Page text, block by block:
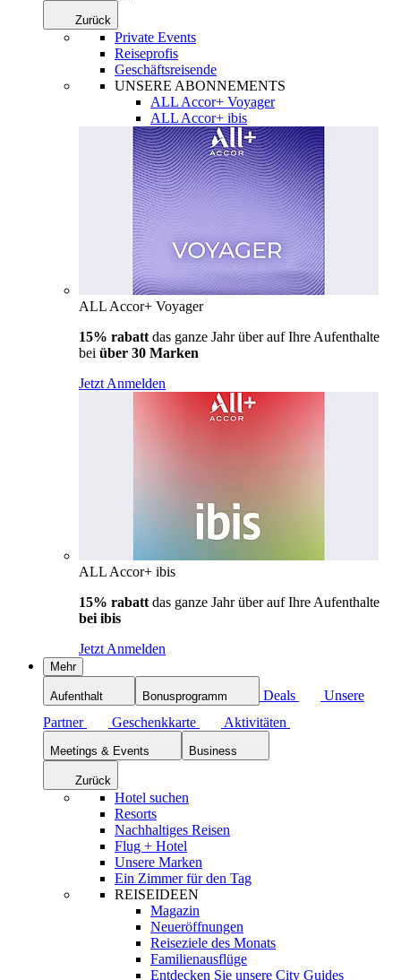
Zurück
Private Events
Reiseprofis
Geschäftsreisende
UNSERE ABONNEMENTS
ALL Accor+ Voyager
ALL Accor+ ibis
ALL Accor+ Voyager
15% rabatt das ganze Jahr über auf Ihre Aufenthalte
bei über 30 Marken
Jetzt Anmelden
ALL Accor+ ibis
15% rabatt das ganze Jahr über auf Ihre Aufenthalte
bei ibis
Jetzt Anmelden
Mehr
Aufenthalt Bonusprogramm Deals
Unsere
Partner
Geschenkkarte Aktivitäten
Meetings & Events Business
Zurück
Hotel suchen
Resorts
Nachhaltiges Reisen
Flug + Hotel
Unsere Marken
Ein Zimmer für den Tag
REISEIDEEN
Magazin
Neueröffnungen
Reiseziele des Monats
Familienausflüge
Entdecken Sie unsere City Guides